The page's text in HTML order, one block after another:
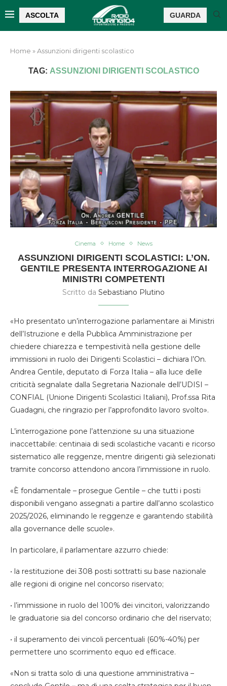
ASCOLTA GUARDA
Home »Assunzioni dirigenti scolastico
TAG: ASSUNZIONI DIRIGENTI SCOLASTICO
Cinema Home News
ASSUNZIONI DIRIGENTI SCOLASTICI: L’ON.
GENTILE PRESENTA INTERROGAZIONE AI
MINISTRI COMPETENTI
Scritto da Sebastiano Plutino
«Ho presentato un’interrogazione parlamentare ai Ministri
dell’Istruzione e della Pubblica Amministrazione per
chiedere chiarezza e tempestività nella gestione delle
immissioni in ruolo dei Dirigenti Scolastici – dichiara l’On.
Andrea Gentile, deputato di Forza Italia – alla luce delle
criticità segnalate dalla Segretaria Nazionale dell’UDISI –
CONFIAL (Unione Dirigenti Scolastici Italiani), Prof.ssa Rita
Guadagni, che ringrazio per l’approfondito lavoro svolto».
L’interrogazione pone l’attenzione su una situazione
inaccettabile: centinaia di sedi scolastiche vacanti e ricorso
sistematico alle reggenze, mentre dirigenti già selezionati
tramite concorso attendono ancora l’immissione in ruolo.
«È fondamentale – prosegue Gentile – che tutti i posti
disponibili vengano assegnati a partire dall’anno scolastico
2025/2026, eliminando le reggenze e garantendo stabilità
alla governance delle scuole».
In particolare, il parlamentare azzurro chiede:
• la restituzione dei 308 posti sottratti su base nazionale
alle regioni di origine nel concorso riservato;
• l’immissione in ruolo del 100% dei vincitori, valorizzando
le graduatorie sia del concorso ordinario che del riservato;
• il superamento dei vincoli percentuali (60%-40%) per
permettere uno scorrimento equo ed efficace.
«Non si tratta solo di una questione amministrativa –